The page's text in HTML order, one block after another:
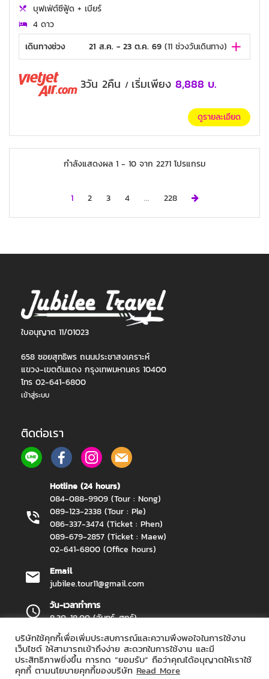
บุฟเฟ่ต์ซีฟู้ด + เบียร์
4 ดาว
เดินทางช่วง
21 ส.ค. - 23 ต.ค. 69 (11 ช่วงวันเดินทาง)
3วัน 2คืน / เริ่มเพียง 8,888 บ.
ดูรายละเอียด
กำลังแสดงผล 1 - 10 จาก 2271 โปรแกรม
1 2 3 4 ... 228 Next
ใบอนุญาต 11/01023
658 ซอยสุทธิพร ถนนประชาสงเคราะห์
แขวง-เขตดินแดง กรุงเทพมหานคร 10400
โทร 02-641-6800
เข้าสู่ระบบ
ติดต่อเรา
Hotline (24 hours)
084-088-9909 (Tour : Nong)
089-123-2338 (Tour : Ple)
086-337-3474 (Ticket : Phen)
089-679-2857 (Ticket : Maew)
02-641-6800 (Office hours)
Email
jubilee.tour11@gmail.com
วัน-เวลาทำการ
8.30-18.00 (จันทร์-ศุกร์)
Jubilee Travel Copyright 2026.All Rights Reserved.
บริษัทใช้คุกกี้เพื่อเพิ่มประสบการณ์และความพึงพอใจในการใช้งาน
เว็บไซต์ ให้สามารถเข้าถึงง่าย สะดวกในการใช้งาน และมี
ประสิทธิภาพยิ่งขึ้น การกด “ยอมรับ” ถือว่าคุณได้อนุญาตให้เราใช้
คุกกี้ ตามนโยบายคุกกี้ของบริษัท Read More